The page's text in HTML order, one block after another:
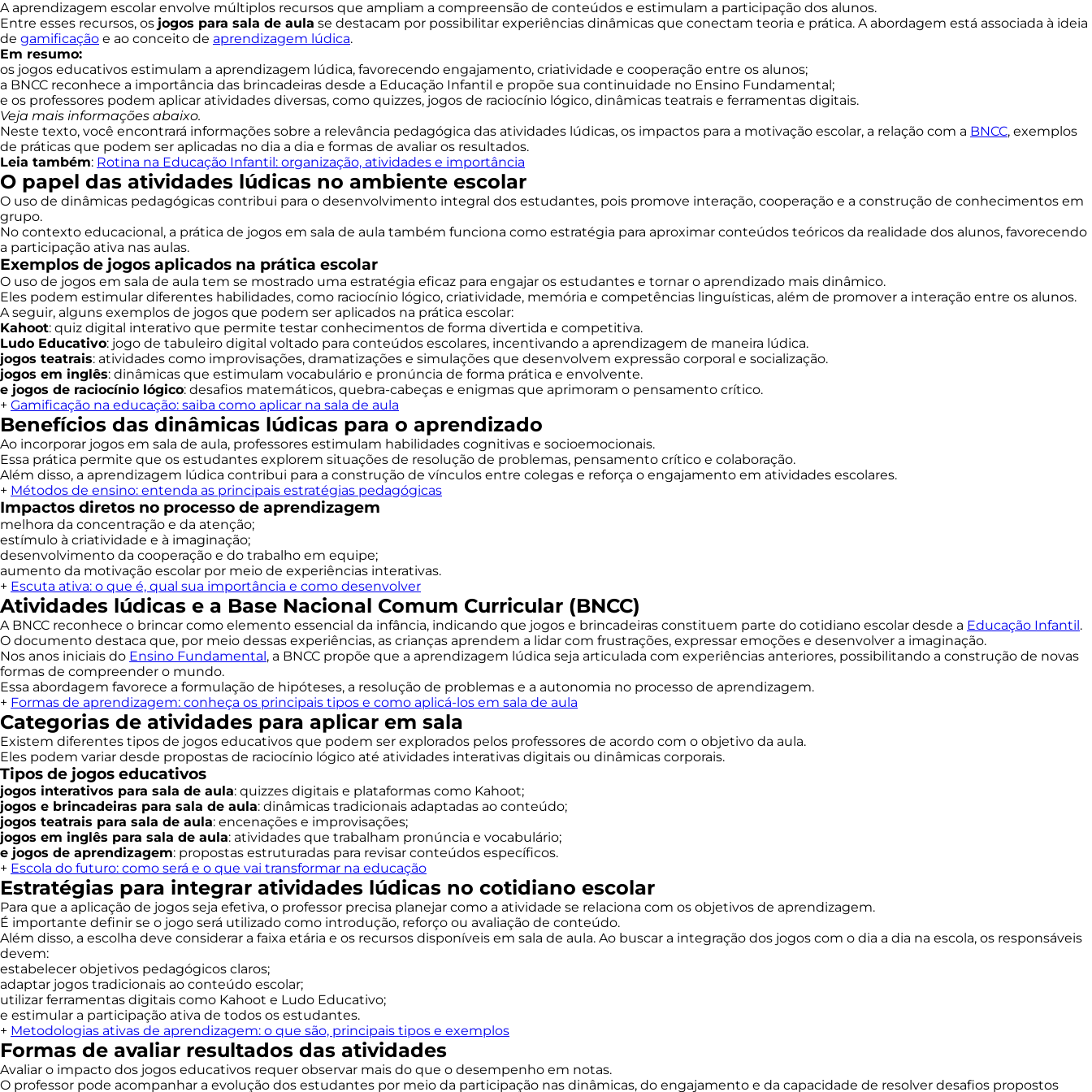
A aprendizagem escolar envolve múltiplos recursos que ampliam a compreensão de conteúdos e estimulam a participação dos alunos.
Entre esses recursos, os jogos para sala de aula se destacam por possibilitar experiências dinâmicas que conectam teoria e prática. A abordagem está associada à ideia
de gamificação e ao conceito de aprendizagem lúdica.
Em resumo:
os jogos educativos estimulam a aprendizagem lúdica, favorecendo engajamento, criatividade e cooperação entre os alunos;
a BNCC reconhece a importância das brincadeiras desde a Educação Infantil e propõe sua continuidade no Ensino Fundamental;
e os professores podem aplicar atividades diversas, como quizzes, jogos de raciocínio lógico, dinâmicas teatrais e ferramentas digitais.
Veja mais informações abaixo.
Neste texto, você encontrará informações sobre a relevância pedagógica das atividades lúdicas, os impactos para a motivação escolar, a relação com a BNCC, exemplos
de práticas que podem ser aplicadas no dia a dia e formas de avaliar os resultados.
Leia também: Rotina na Educação Infantil: organização, atividades e importância
O papel das atividades lúdicas no ambiente escolar
O uso de dinâmicas pedagógicas contribui para o desenvolvimento integral dos estudantes, pois promove interação, cooperação e a construção de conhecimentos em
grupo.
No contexto educacional, a prática de jogos em sala de aula também funciona como estratégia para aproximar conteúdos teóricos da realidade dos alunos, favorecendo
a participação ativa nas aulas.
Exemplos de jogos aplicados na prática escolar
O uso de jogos em sala de aula tem se mostrado uma estratégia eficaz para engajar os estudantes e tornar o aprendizado mais dinâmico.
Eles podem estimular diferentes habilidades, como raciocínio lógico, criatividade, memória e competências linguísticas, além de promover a interação entre os alunos.
A seguir, alguns exemplos de jogos que podem ser aplicados na prática escolar:
Kahoot: quiz digital interativo que permite testar conhecimentos de forma divertida e competitiva.
Ludo Educativo: jogo de tabuleiro digital voltado para conteúdos escolares, incentivando a aprendizagem de maneira lúdica.
jogos teatrais: atividades como improvisações, dramatizações e simulações que desenvolvem expressão corporal e socialização.
jogos em inglês: dinâmicas que estimulam vocabulário e pronúncia de forma prática e envolvente.
e jogos de raciocínio lógico: desafios matemáticos, quebra-cabeças e enigmas que aprimoram o pensamento crítico.
+ Gamificação na educação: saiba como aplicar na sala de aula
Benefícios das dinâmicas lúdicas para o aprendizado
Ao incorporar jogos em sala de aula, professores estimulam habilidades cognitivas e socioemocionais.
Essa prática permite que os estudantes explorem situações de resolução de problemas, pensamento crítico e colaboração.
Além disso, a aprendizagem lúdica contribui para a construção de vínculos entre colegas e reforça o engajamento em atividades escolares.
+ Métodos de ensino: entenda as principais estratégias pedagógicas
Impactos diretos no processo de aprendizagem
melhora da concentração e da atenção;
estímulo à criatividade e à imaginação;
desenvolvimento da cooperação e do trabalho em equipe;
aumento da motivação escolar por meio de experiências interativas.
+ Escuta ativa: o que é, qual sua importância e como desenvolver
Atividades lúdicas e a Base Nacional Comum Curricular (BNCC)
A BNCC reconhece o brincar como elemento essencial da infância, indicando que jogos e brincadeiras constituem parte do cotidiano escolar desde a Educação Infantil.
O documento destaca que, por meio dessas experiências, as crianças aprendem a lidar com frustrações, expressar emoções e desenvolver a imaginação.
Nos anos iniciais do Ensino Fundamental, a BNCC propõe que a aprendizagem lúdica seja articulada com experiências anteriores, possibilitando a construção de novas
formas de compreender o mundo.
Essa abordagem favorece a formulação de hipóteses, a resolução de problemas e a autonomia no processo de aprendizagem.
+ Formas de aprendizagem: conheça os principais tipos e como aplicá-los em sala de aula
Categorias de atividades para aplicar em sala
Existem diferentes tipos de jogos educativos que podem ser explorados pelos professores de acordo com o objetivo da aula.
Eles podem variar desde propostas de raciocínio lógico até atividades interativas digitais ou dinâmicas corporais.
Tipos de jogos educativos
jogos interativos para sala de aula: quizzes digitais e plataformas como Kahoot;
jogos e brincadeiras para sala de aula: dinâmicas tradicionais adaptadas ao conteúdo;
jogos teatrais para sala de aula: encenações e improvisações;
jogos em inglês para sala de aula: atividades que trabalham pronúncia e vocabulário;
e jogos de aprendizagem: propostas estruturadas para revisar conteúdos específicos.
+ Escola do futuro: como será e o que vai transformar na educação
Estratégias para integrar atividades lúdicas no cotidiano escolar
Para que a aplicação de jogos seja efetiva, o professor precisa planejar como a atividade se relaciona com os objetivos de aprendizagem.
É importante definir se o jogo será utilizado como introdução, reforço ou avaliação de conteúdo.
Além disso, a escolha deve considerar a faixa etária e os recursos disponíveis em sala de aula. Ao buscar a integração dos jogos com o dia a dia na escola, os responsáveis
devem:
estabelecer objetivos pedagógicos claros;
adaptar jogos tradicionais ao conteúdo escolar;
utilizar ferramentas digitais como Kahoot e Ludo Educativo;
e estimular a participação ativa de todos os estudantes.
+ Metodologias ativas de aprendizagem: o que são, principais tipos e exemplos
Formas de avaliar resultados das atividades
Avaliar o impacto dos jogos educativos requer observar mais do que o desempenho em notas.
O professor pode acompanhar a evolução dos estudantes por meio da participação nas dinâmicas, do engajamento e da capacidade de resolver desafios propostos